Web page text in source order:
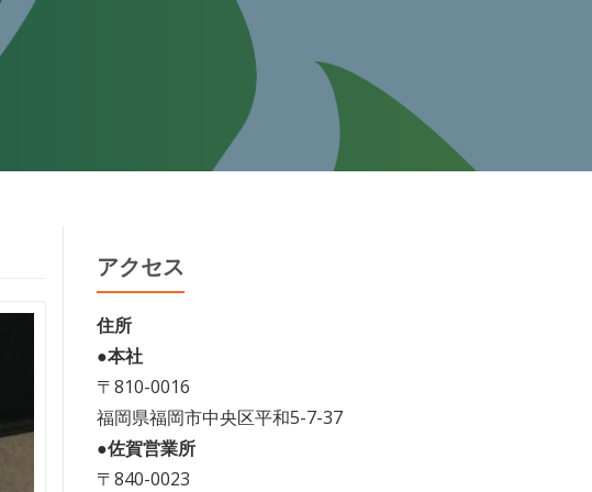
アクセス
住所
●本社
〒810-0016
福岡県福岡市中央区平和5-7-37
●佐賀営業所
〒840-0023